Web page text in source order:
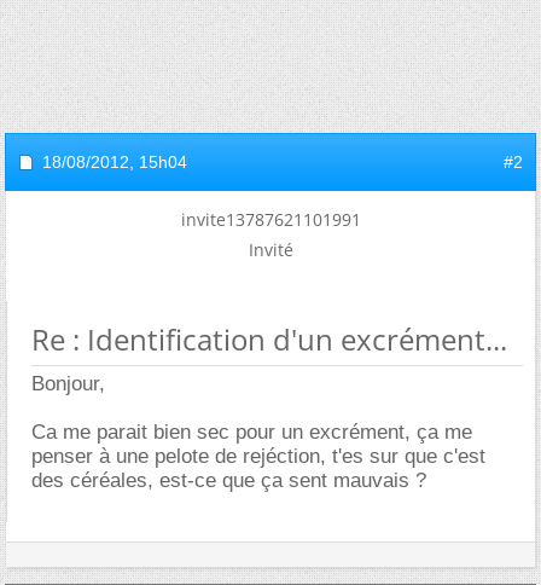
18/08/2012, 15h04 #2
invite13787621101991
Invité
Re : Identification d'un excrément...
Bonjour,
Ca me parait bien sec pour un excrément, ça me
penser à une pelote de rejéction, t'es sur que c'est
des céréales, est-ce que ça sent mauvais ?